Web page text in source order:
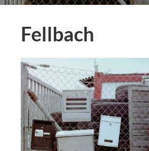
Fellbach